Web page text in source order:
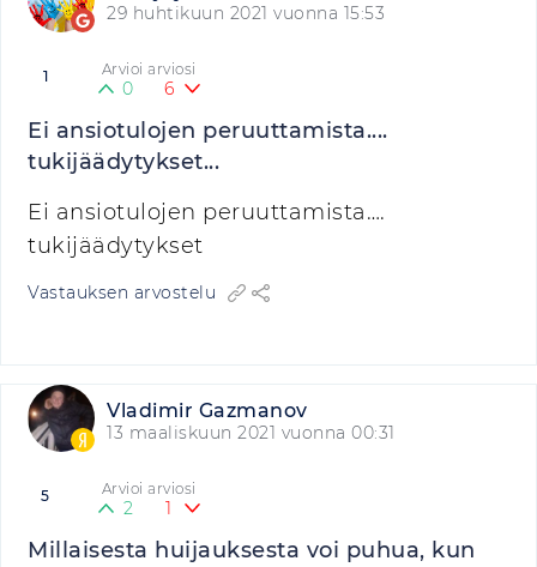
29 huhtikuun 2021 vuonna 15:53
1 Arvioi arviosi
0 6
Ei ansiotulojen peruuttamista....
tukijäädytykset...
Ei ansiotulojen peruuttamista….
tukijäädytykset
Vastauksen arvostelu
Vladimir Gazmanov
13 maaliskuun 2021 vuonna 00:31
5 Arvioi arviosi
2 1
Millaisesta huijauksesta voi puhua, kun